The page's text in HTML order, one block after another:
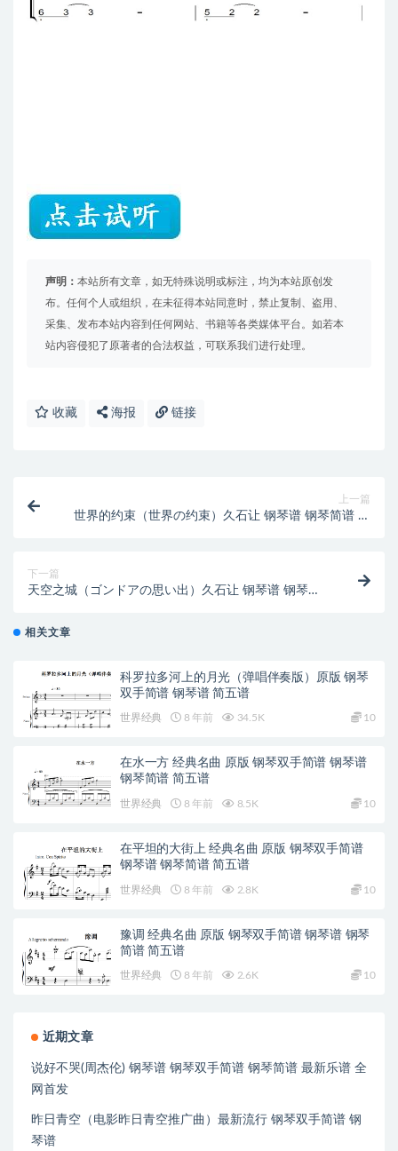
声明： 本站所有文章，如无特殊说明或标注，均为本站原创发
布。任何个人或组织，在未征得本站同意时，禁止复制、盗用、
采集、发布本站内容到任何网站、书籍等各类媒体平台。如若本
站内容侵犯了原著者的合法权益，可联系我们进行处理。
收藏 海报 链接
上一篇
世界的约束（世界の约束）久石让 钢琴谱 钢琴简谱 双
下一篇
天空之城（ゴンドアの思い出）久石让 钢琴谱 钢琴简
相关文章
科罗拉多河上的月光（弹唱伴奏版）原版 钢琴
双手简谱 钢琴谱 简五谱
世界经典 8 年前 34.5K 10
在水一方 经典名曲 原版 钢琴双手简谱 钢琴谱
钢琴简谱 简五谱
世界经典 8 年前 8.5K 10
在平坦的大街上 经典名曲 原版 钢琴双手简谱
钢琴谱 钢琴简谱 简五谱
世界经典 8 年前 2.8K 10
豫调 经典名曲 原版 钢琴双手简谱 钢琴谱 钢琴
简谱 简五谱
世界经典 8 年前 2.6K 10
近期文章
说好不哭(周杰伦) 钢琴谱 钢琴双手简谱 钢琴简谱 最新乐谱 全
网首发
昨日青空（电影昨日青空推广曲）最新流行 钢琴双手简谱 钢
琴谱